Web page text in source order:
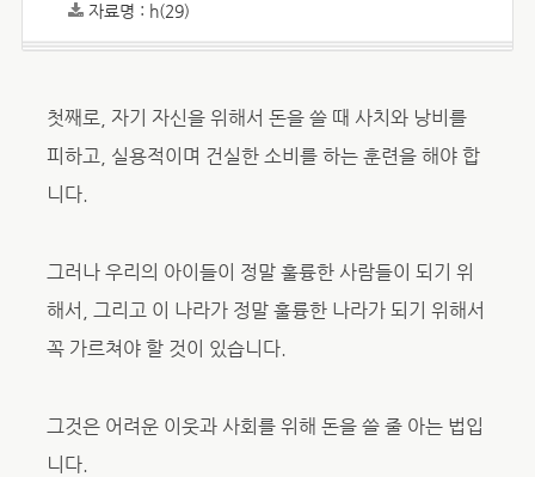
자료명 : h(29)
첫째로, 자기 자신을 위해서 돈을 쓸 때 사치와 낭비를
피하고, 실용적이며 건실한 소비를 하는 훈련을 해야 합
니다.
그러나 우리의 아이들이 정말 훌륭한 사람들이 되기 위
해서, 그리고 이 나라가 정말 훌륭한 나라가 되기 위해서
꼭 가르쳐야 할 것이 있습니다.
그것은 어려운 이웃과 사회를 위해 돈을 쓸 줄 아는 법입
니다.